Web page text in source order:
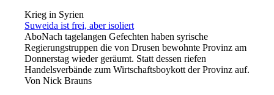
Krieg in Syrien
Suweida ist frei, aber isoliert
AboNach tagelangen Gefechten haben syrische
Regierungstruppen die von Drusen bewohnte Provinz am
Donnerstag wieder geräumt. Statt dessen riefen
Handelsverbände zum Wirtschaftsboykott der Provinz auf.
Von Nick Brauns